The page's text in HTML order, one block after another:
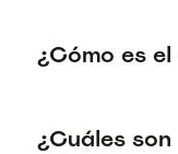
¿Cómo es
¿Cuáles